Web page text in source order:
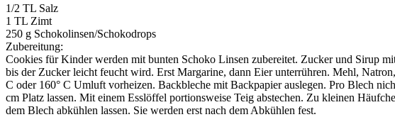
1/2 TL Salz
1 TL Zimt
250 g Schokolinsen/Schokodrops
Zubereitung:
Cookies für Kinder werden mit bunten Schoko Linsen zubereitet. Zucker und Sirup
bis der Zucker leicht feucht wird. Erst Margarine, dann Eier unterrühren. Mehl,
C oder 160° C Umluft vorheizen. Backbleche mit Backpapier auslegen. Pro Blech
cm Platz lassen. Mit einem Esslöffel portionsweise Teig abstechen. Zu kleinen
dem Blech abkühlen lassen. Sie werden erst nach dem Abkühlen fest.